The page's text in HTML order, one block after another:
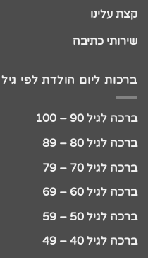
קצת עלינו
שירותי כתיבה
ברכות ליום הולדת לפי גיל
ברכה לגיל 90 – 100
ברכה לגיל 80 – 89
ברכה לגיל 70 – 79
ברכה לגיל 60 – 69
ברכה לגיל 50 – 59
ברכה לגיל 40 – 49